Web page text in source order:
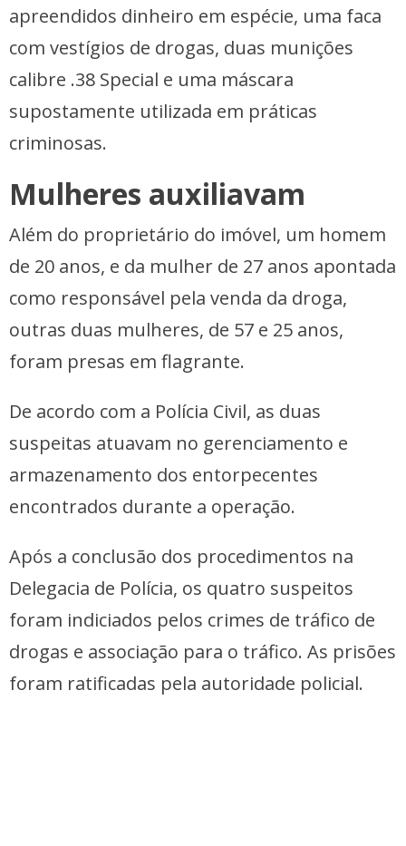
apreendidos dinheiro em espécie, uma faca
com vestígios de drogas, duas munições
calibre .38 Special e uma máscara
supostamente utilizada em práticas
criminosas.
Mulheres auxiliavam
Além do proprietário do imóvel, um homem
de 20 anos, e da mulher de 27 anos apontada
como responsável pela venda da droga,
outras duas mulheres, de 57 e 25 anos,
foram presas em flagrante.
De acordo com a Polícia Civil, as duas
suspeitas atuavam no gerenciamento e
armazenamento dos entorpecentes
encontrados durante a operação.
Após a conclusão dos procedimentos na
Delegacia de Polícia, os quatro suspeitos
foram indiciados pelos crimes de tráfico de
drogas e associação para o tráfico. As prisões
foram ratificadas pela autoridade policial.